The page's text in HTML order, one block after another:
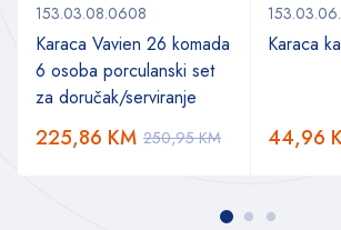
153.03.08.0608
Karaca Vavien 26 komada
6 osoba porculanski set
za doručak/serviranje
250,95KM
225,86 KM
Karaca
44,96